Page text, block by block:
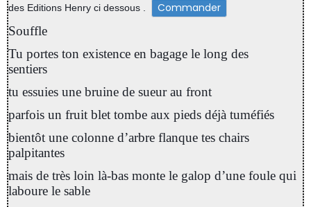
des Editions Henry ci dessous .
Commander
Souffle
Tu portes ton existence en bagage le long des
sentiers
tu essuies une bruine de sueur au front
parfois un fruit blet tombe aux pieds déjà tuméfiés
bientôt une colonne d’arbre flanque tes chairs
palpitantes
mais de très loin là-bas monte le galop d’une foule qui
laboure le sable